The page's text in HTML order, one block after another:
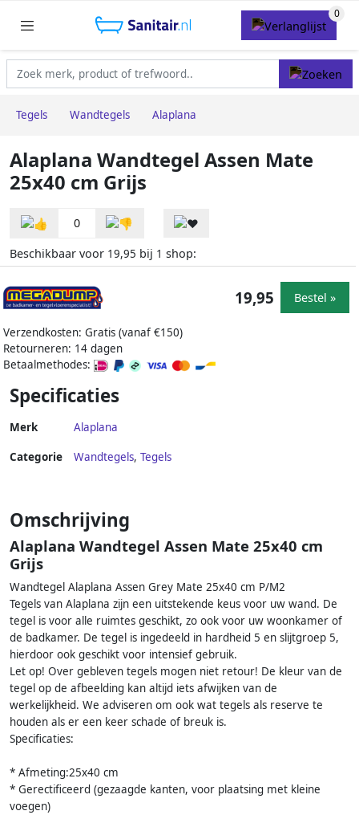
Tegels Wandtegels Alaplana
Alaplana Wandtegel Assen Mate
25x40 cm Grijs
0
Beschikbaar voor 19,95 bij 1 shop:
Verzendkosten: Gratis (vanaf €150)
Retourneren: 14 dagen
Betaalmethodes:
19,95 Bestel »
Specificaties
Merk Alaplana
Categorie Wandtegels, Tegels
Omschrijving
Alaplana Wandtegel Assen Mate 25x40 cm
Grijs
Wandtegel Alaplana Assen Grey Mate 25x40 cm P/M2
Tegels van Alaplana zijn een uitstekende keus voor uw wand. De
tegel is voor alle ruimtes geschikt, zo ook voor uw woonkamer of
de badkamer. De tegel is ingedeeld in hardheid 5 en slijtgroep 5,
hierdoor ook geschikt voor intensief gebruik.
Let op! Over gebleven tegels mogen niet retour! De kleur van de
tegel op de afbeelding kan altijd iets afwijken van de
werkelijkheid. We adviseren om ook wat tegels als reserve te
houden als er een keer schade of breuk is.
Specificaties:
* Afmeting:25x40 cm
* Gerectificeerd (gezaagde kanten, voor plaatsing met kleine
voegen)